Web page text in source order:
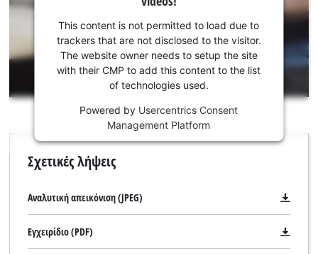
σας για να
φορτώσουμε
την υπηρεσία
Youtube!
content
not
permitted
that
This content is not permitted to load due to
trackers that are not disclosed to the visitor.
The website owner needs to setup the site
with their CMP to add this content to the list
of technologies used.
Powered by Usercentrics Consent
Management Platform
Σχετικές λήψεις
Αναλυτική απεικόνιση (JPEG)
Εγχειρίδιο (PDF)